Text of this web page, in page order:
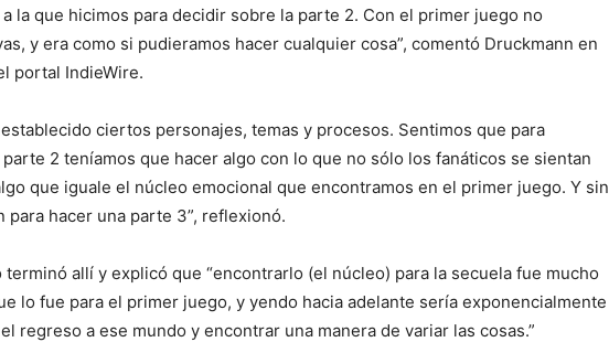
la que hicimos para decidir sobre la parte 2. Con el primer juego no
y era como si pudieramos hacer cualquier cosa”, comentó Druckmann en
portal IndieWire.
ciertos personajes, temas y procesos. Sentimos que para
2 teníamos que hacer algo con lo que no sólo los fanáticos se sientan
que iguale el núcleo emocional que encontramos en el primer juego. Y sin
para hacer una parte 3”, reflexionó.
terminó allí y explicó que “encontrarlo (el núcleo) para la secuela fue mucho
lo fue para el primer juego, y yendo hacia adelante sería exponencialmente
regreso a ese mundo y encontrar una manera de variar las cosas.”